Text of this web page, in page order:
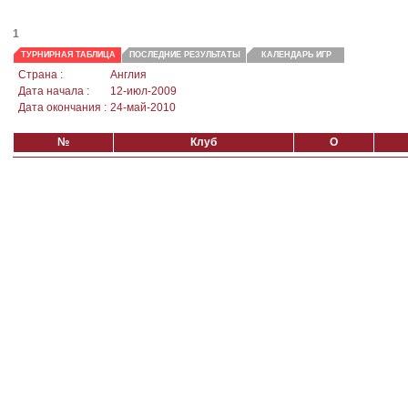
1
ТУРНИРНАЯ ТАБЛИЦА ПОСЛЕДНИЕ РЕЗУЛЬТАТЫ КАЛЕНДАРЬ ИГР
Страна :
Англия
Дата начала :
12-июл-2009
Дата окончания : 24-май-2010
№ Клуб О